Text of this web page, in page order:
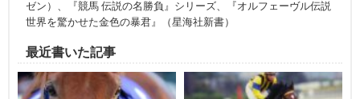
ゼン）、『競馬 伝説の名勝負』シリーズ、『オルフェーヴル伝説
世界を驚かせた金色の暴君』（星海社新書）
最近書いた記事